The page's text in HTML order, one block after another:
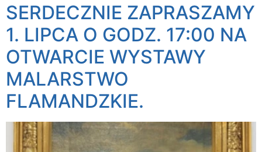
SERDECZNIE ZAPRASZAMY
1. LIPCA O GODZ. 17:00 NA
OTWARCIE WYSTAWY
MALARSTWO
FLAMANDZKIE.